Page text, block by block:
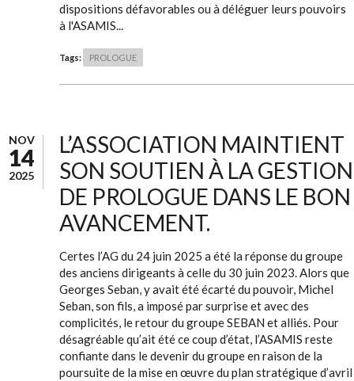
dispositions défavorables ou à déléguer leurs pouvoirs
à l'ASAMIS...
Tags: PROLOGUE
NOV
14
2025
L’ASSOCIATION MAINTIENT
SON SOUTIEN À LA GESTION
DE PROLOGUE DANS LE BON
AVANCEMENT.
Certes l’AG du 24 juin 2025 a été la réponse du groupe
des anciens dirigeants à celle du 30 juin 2023. Alors que
Georges Seban, y avait été écarté du pouvoir, Michel
Seban, son fils, a imposé par surprise et avec des
complicités, le retour du groupe SEBAN et alliés. Pour
désagréable qu’ait été ce coup d’état, l’ASAMIS reste
confiante dans le devenir du groupe en raison de la
poursuite de la mise en œuvre du plan stratégique d’avril